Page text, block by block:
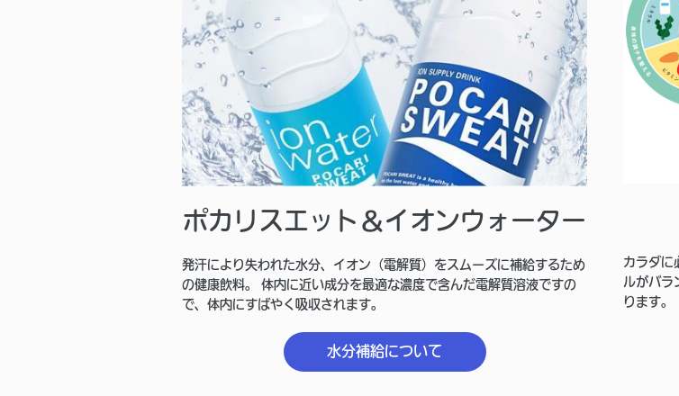
ポカリスエット＆イオンウォーター
発汗により失われた水分、イオン（電解質）をスムーズに補給するため
の健康飲料。 体内に近い成分を最適な濃度で含んだ電解質溶液ですの
で、体内にすばやく吸収されます。
水分補給について
カラダに
ルがバラ
ります。